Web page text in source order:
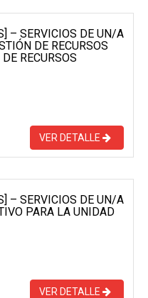
– SERVICIOS DE UN/A
DE RECURSOS
RECURSOS
VER DETALLE
– SERVICIOS DE UN/A
PARA LA UNIDAD
VER DETALLE